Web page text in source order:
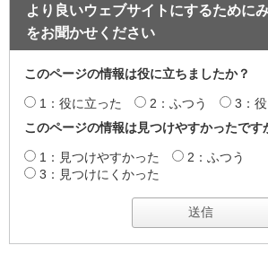
より良いウェブサイトにするために
をお聞かせください
このページの情報は役に立ちましたか？
1：役に立った 2：ふつう
3：
このページの情報は見つけやすかったです
1：見つけやすかった
2：ふつう
3：見つけにくかった